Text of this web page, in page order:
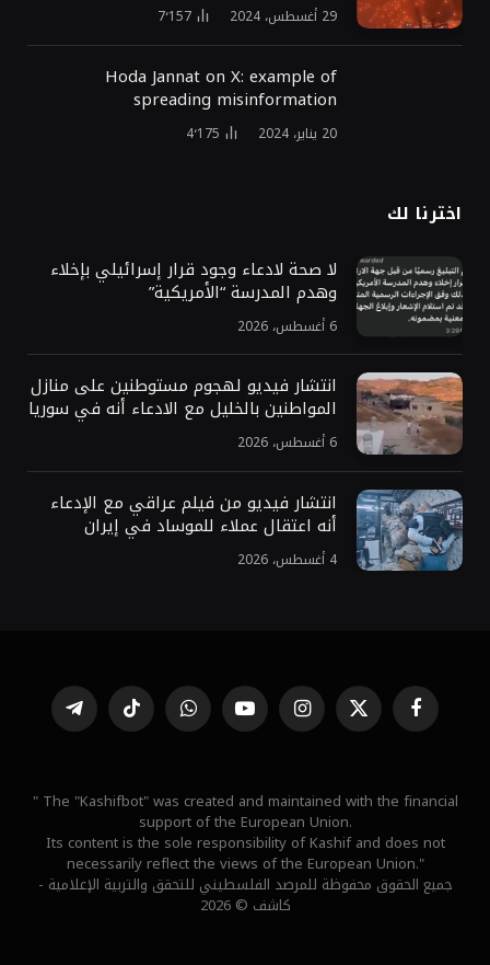
29 أغسطس، 2024 7٬157
Hoda Jannat on X: example of
spreading misinformation
20 يناير، 2024 4٬175
اخترنا لك
لا صحة لادعاء وجود قرار إسرائيلي بإخلاء
وهدم المدرسة “الأمريكية”
6 أغسطس، 2026
انتشار فيديو لهجوم مستوطنين على منازل
المواطنين بالخليل مع الادعاء أنه في سوريا
6 أغسطس، 2026
انتشار فيديو من فيلم عراقي مع الإدعاء
أنه اعتقال عملاء للموساد في إيران
4 أغسطس، 2026
فيسبوك X
(Twitter)
الانستغراميوتيوب واتساب تيكتوك تيلقرام
" The "Kashifbot" was created and maintained with the financial
support of the European Union.
Its content is the sole responsibility of Kashif and does not
necessarily reflect the views of the European Union."
جميع الحقوق محفوظة للمرصد الفلسطيني للتحقق والتربية الإعلامية -
كاشف © 2026